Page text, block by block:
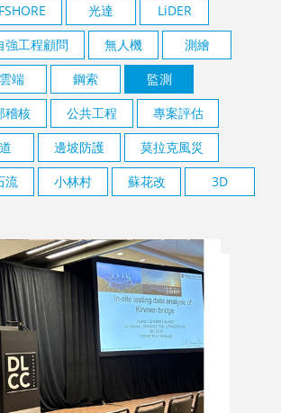
光達
LiDER
強工程顧問 無人機
測繪
雲端 鋼索
監測
稽核 公共工程
專案評估
邊坡防護
莫拉克風災
流 小林村 蘇花改
3D